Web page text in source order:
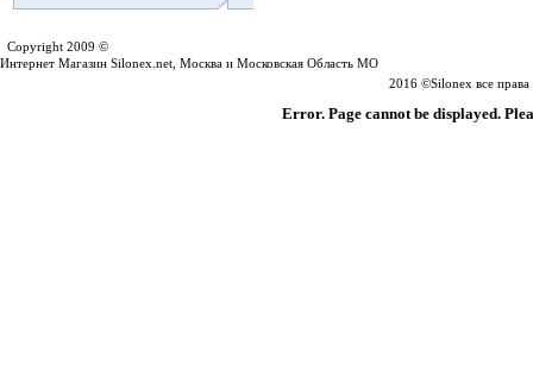
Copyright 2009 ©
Интернет Магазин Silonex.net, Москва и Московская Область МО
2016 ©Silonex все
Error. Page cannot be displayed.